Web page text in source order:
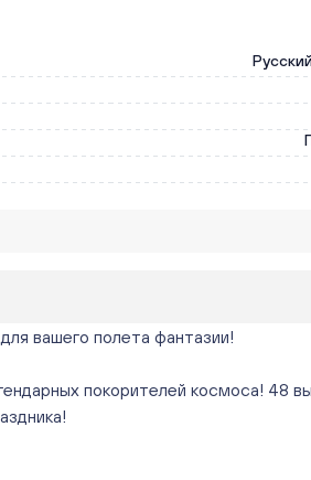
вашего полета фантазии!
покорителей космоса! 48